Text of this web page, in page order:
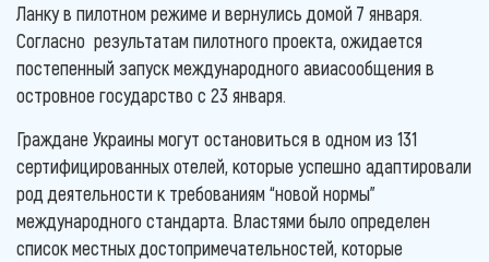
Ланку в пилотном режиме и вернулись домой 7 января.
Согласно результатам пилотного проекта, ожидается
постепенный запуск международного авиасообщения в
островное государство с 23 января.
Граждане Украины могут остановиться в одном из 131
сертифицированных отелей, которые успешно адаптировали
род деятельности к требованиям “новой нормы”
международного стандарта. Властями было определен
список местных достопримечательностей, которые